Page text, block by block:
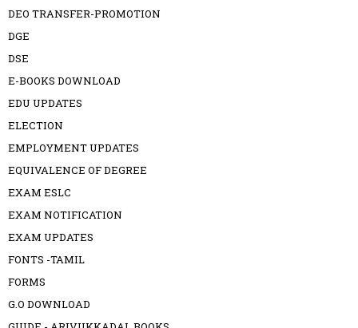
DEO TRANSFER-PROMOTION
DGE
DSE
E-BOOKS DOWNLOAD
EDU UPDATES
ELECTION
EMPLOYMENT UPDATES
EQUIVALENCE OF DEGREE
EXAM ESLC
EXAM NOTIFICATION
EXAM UPDATES
FONTS -TAMIL
FORMS
G.O DOWNLOAD